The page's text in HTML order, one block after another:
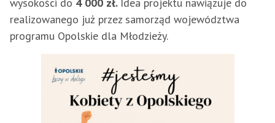
realizowanego już przez samorząd województwa
programu Opolskie dla Młodzieży.